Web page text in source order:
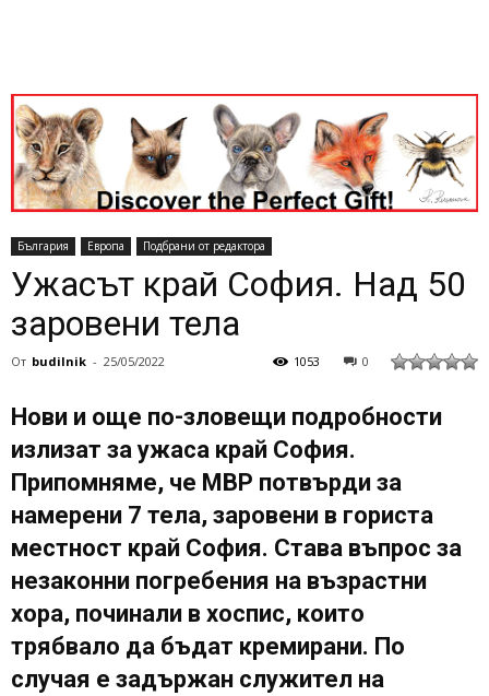
България Европа Подбрани от редактора
Ужасът край София. Над 50
заровени тела
От budilnik - 25/05/2022 0
1053
Нови и още по-зловещи подробности
излизат за ужаса край София.
Припомняме, че МВР потвърди за
намерени 7 тела, заровени в гориста
местност край София. Става въпрос за
незаконни погребения на възрастни
хора, починали в хоспис, които
трябвало да бъдат кремирани. По
случая е задържан служител на